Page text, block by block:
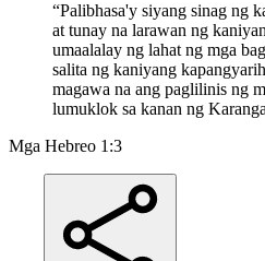
“Palibhasa'y siyang sinag ng
at tunay na larawan ng
umaalalay ng lahat ng mga
salita ng kaniyang
magawa na ang paglilinis ng
lumuklok sa kanan ng
Mga Hebreo 1:3